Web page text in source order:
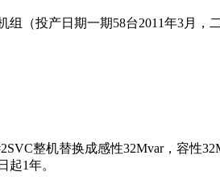
（投产日期一期58台2011年3月，
整机替换成感性32Mvar，容性
1年。